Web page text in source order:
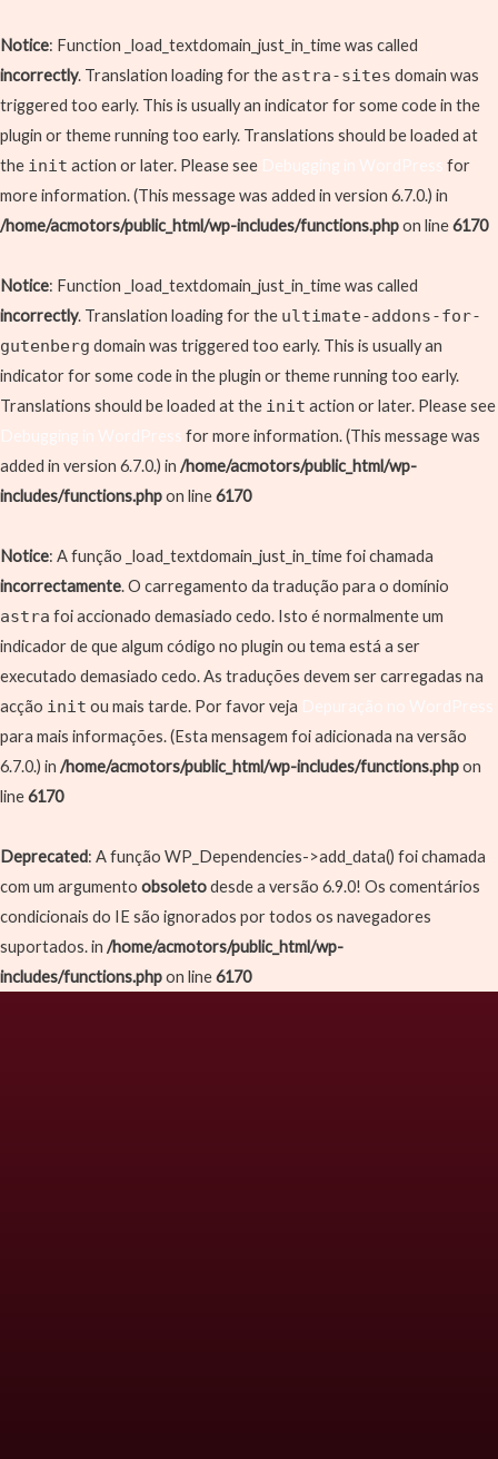
Notice: Function _load_textdomain_just_in_time was called
incorrectly. Translation loading for the astra-sites domain was
triggered too early. This is usually an indicator for some code in the
plugin or theme running too early. Translations should be loaded at
the init action or later. Please see Debugging in WordPress for
more information. (This message was added in version 6.7.0.) in
/home/acmotors/public_html/wp-includes/functions.phpon line6170
Notice: Function _load_textdomain_just_in_time was called
incorrectly. Translation loading for the ultimate-addons-for-
gutenberg domain was triggered too early. This is usually an
indicator for some code in the plugin or theme running too early.
Translations should be loaded at the init action or later. Please see
Debugging in WordPress for more information. (This message was
added in version 6.7.0.) in /home/acmotors/public_html/wp-
includes/functions.phpon line6170
Notice: A função _load_textdomain_just_in_time foi chamada
incorrectamente. O carregamento da tradução para o domínio
astra foi accionado demasiado cedo. Isto é normalmente um
indicador de que algum código no plugin ou tema está a ser
executado demasiado cedo. As traduções devem ser carregadas na
acção init ou mais tarde. Por favor veja Depuração no WordPress
para mais informações. (Esta mensagem foi adicionada na versão
6.7.0.) in /home/acmotors/public_html/wp-includes/functions.phpon
line6170
Deprecated: A função WP_Dependencies->add_data() foi chamada
com um argumento obsoletodesde a versão 6.9.0! Os comentários
condicionais do IE são ignorados por todos os navegadores
suportados. in /home/acmotors/public_html/wp-
includes/functions.phpon line6170
to
content